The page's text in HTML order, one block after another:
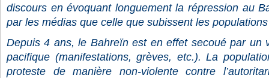
discours en évoquant longuement la répression au
par les médias que celle que subissent les
Depuis 4 ans, le Bahreïn est en effet secoué par un
pacifique (manifestations, grèves, etc.). La
proteste de manière non-violente contre